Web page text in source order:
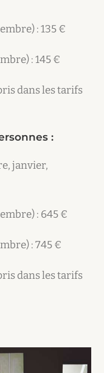
: 135 €
: 145 €
dans les tarifs
:
janvier,
: 645 €
: 745 €
dans les tarifs